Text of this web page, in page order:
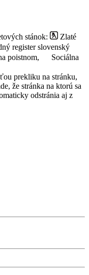
stánok:
Zlaté
register slovenský
poistnom,
Sociálna
prekliku na stránku,
že stránka na ktorú sa
odstránia aj z